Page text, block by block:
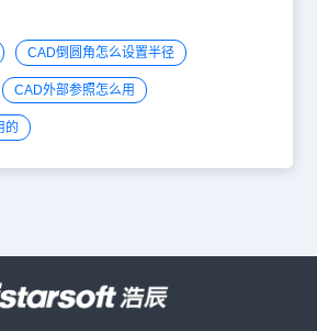
CAD倒圆角怎么设置半径
CAD外部参照怎么用
的